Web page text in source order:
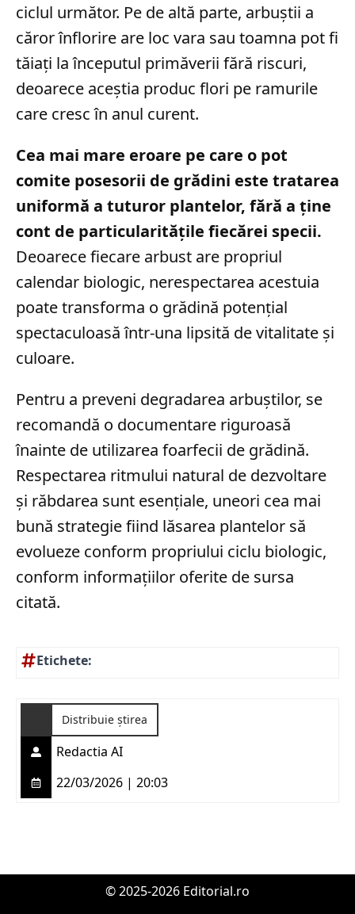
ciclul următor. Pe de altă parte, arbuștii a
căror înflorire are loc vara sau toamna pot fi
tăiați la începutul primăverii fără riscuri,
deoarece aceștia produc flori pe ramurile
care cresc în anul curent.
Cea mai mare eroare pe care o pot
comite posesorii de grădini este tratarea
uniformă a tuturor plantelor, fără a ține
cont de particularitățile fiecărei specii.
Deoarece fiecare arbust are propriul
calendar biologic, nerespectarea acestuia
poate transforma o grădină potențial
spectaculoasă într-una lipsită de vitalitate și
culoare.
Pentru a preveni degradarea arbuștilor, se
recomandă o documentare riguroasă
înainte de utilizarea foarfecii de grădină.
Respectarea ritmului natural de dezvoltare
și răbdarea sunt esențiale, uneori cea mai
bună strategie fiind lăsarea plantelor să
evolueze conform propriului ciclu biologic,
conform informațiilor oferite de sursa
citată.
Etichete:
Distribuie știrea
Redactia AI
22/03/2026 | 20:03
© 2025-2026 Editorial.ro